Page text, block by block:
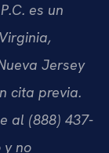
es un
Jersey
cita previa.
al (888) 437-
y no